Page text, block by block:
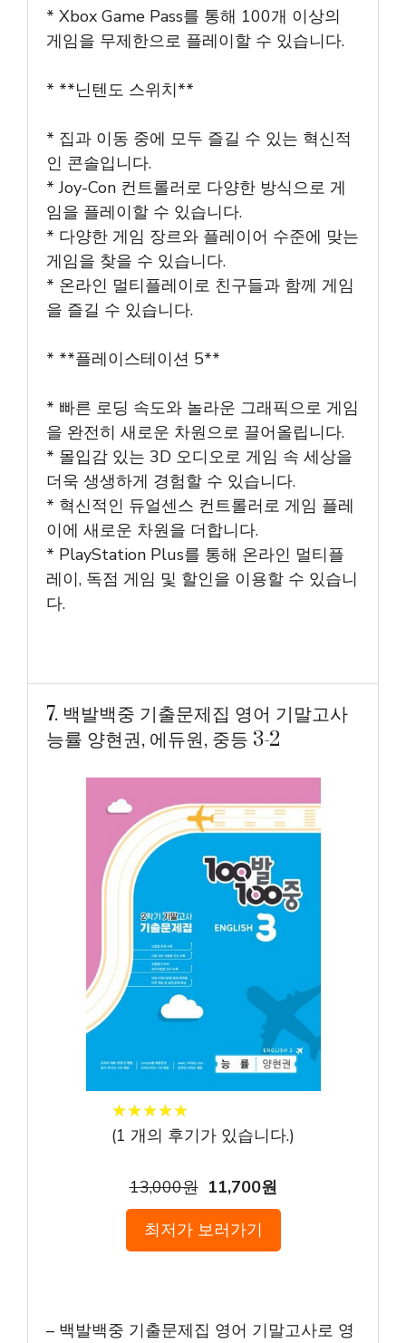
* Xbox Game Pass를 통해 100개 이상의
게임을 무제한으로 플레이할 수 있습니다.
* **닌텐도 스위치**
* 집과 이동 중에 모두 즐길 수 있는 혁신적
인 콘솔입니다.
* Joy-Con 컨트롤러로 다양한 방식으로 게
임을 플레이할 수 있습니다.
* 다양한 게임 장르와 플레이어 수준에 맞는
게임을 찾을 수 있습니다.
* 온라인 멀티플레이로 친구들과 함께 게임
을 즐길 수 있습니다.
* **플레이스테이션 5**
* 빠른 로딩 속도와 놀라운 그래픽으로 게임
을 완전히 새로운 차원으로 끌어올립니다.
* 몰입감 있는 3D 오디오로 게임 속 세상을
더욱 생생하게 경험할 수 있습니다.
* 혁신적인 듀얼센스 컨트롤러로 게임 플레
이에 새로운 차원을 더합니다.
* PlayStation Plus를 통해 온라인 멀티플
레이, 독점 게임 및 할인을 이용할 수 있습니
다.
7. 백발백중 기출문제집 영어 기말고사
능률 양현권, 에듀원, 중등 3-2
★★★★★
★★★★★
(1 개의 후기가 있습니다.)
13,000원 11,700원
최저가 보러가기
– 백발백중 기출문제집 영어 기말고사로 영